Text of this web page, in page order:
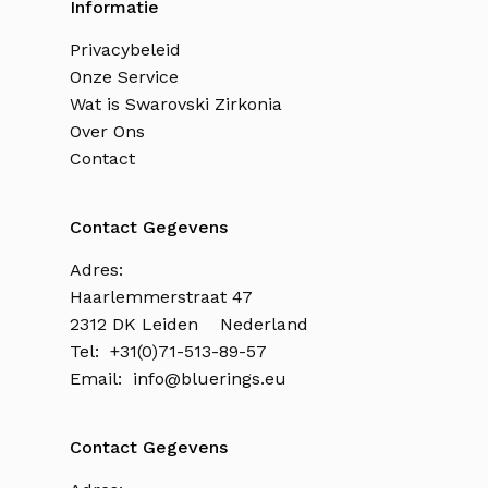
Informatie
Privacybeleid
Onze Service
Wat is Swarovski Zirkonia
Over Ons
Contact
Contact Gegevens
Adres:
Haarlemmerstraat 47
2312 DK Leiden Nederland
Tel: +31(0)71-513-89-57
Email: info@bluerings.eu
Contact Gegevens